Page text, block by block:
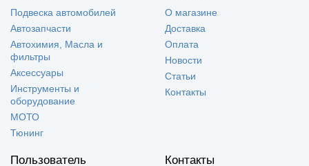
Подвеска автомобилей
Автозапчасти
Автохимия, Масла и
фильтры
Аксессуары
Инструменты и
оборудование
МОТО
Тюнинг
О магазине
Доставка
Оплата
Новости
Статьи
Контакты
Пользователь Контакты